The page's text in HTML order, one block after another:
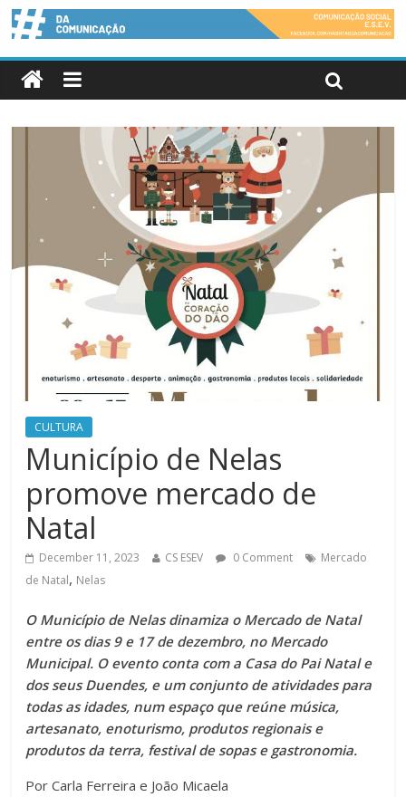
CULTURA
Município de Nelas
promove mercado de
Natal
December 11, 2023 CS ESEV 0 Comment
Mercado
de Natal, Nelas
O Município de Nelas dinamiza o Mercado de Natal
entre os dias 9 e 17 de dezembro, no Mercado
Municipal. O evento conta com a Casa do Pai Natal e
dos seus Duendes, e um conjunto de atividades para
todas as idades, num espaço que reúne música,
artesanato, enoturismo, produtos regionais e
produtos da terra, festival de sopas e gastronomia.
Por Carla Ferreira e João Micaela